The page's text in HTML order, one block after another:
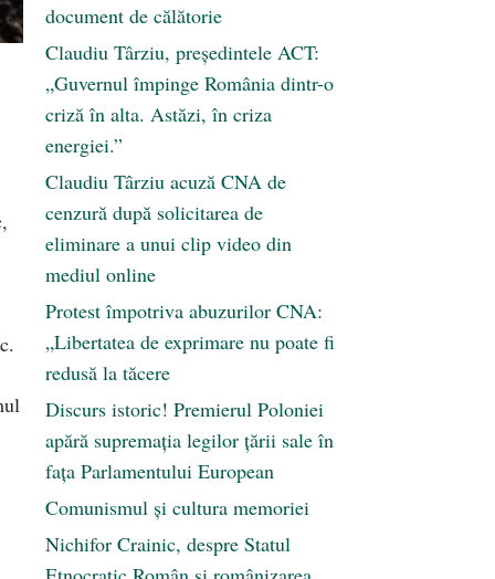
document de călătorie
Claudiu Târziu, președintele ACT:
„Guvernul împinge România dintr-o
criză în alta. Astăzi, în criza
energiei.”
Claudiu Târziu acuză CNA de
cenzură după solicitarea de
eliminare a unui clip video din
mediul online
Protest împotriva abuzurilor CNA:
„Libertatea de exprimare nu poate fi
redusă la tăcere
Discurs istoric! Premierul Poloniei
apără supremația legilor țării sale în
fața Parlamentului European
Comunismul şi cultura memoriei
Nichifor Crainic, despre Statul